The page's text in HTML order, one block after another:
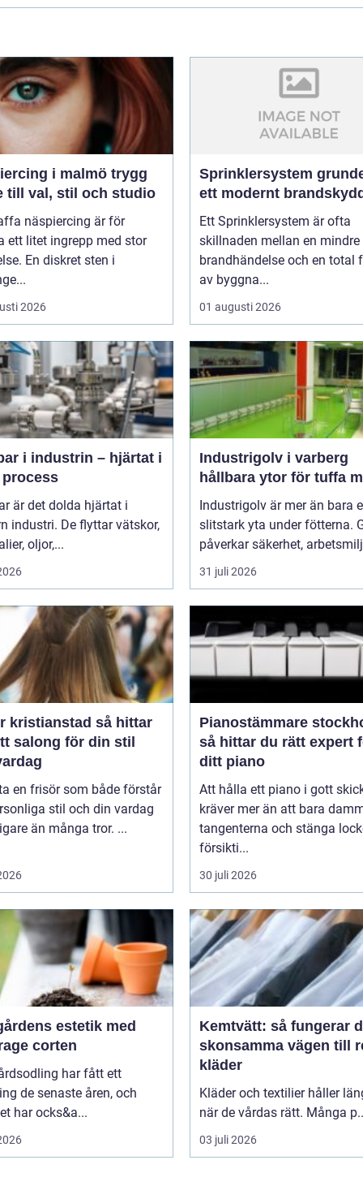
i malmö trygg
till val, stil och studio
näspiercing är för
ett litet ingrepp med stor
En diskret sten i
2026
Sprinklersystem grunden i
ett modernt
Ett Sprinklersystem är ofta
skillnaden mellan en mindre
brandhändelse och en total
av byggna...
01 augusti 2026
i industrin – hjärtat i
är det dolda hjärtat i
industri. De flyttar vätskor,
oljor,...
Industrigolv i varberg
hållbara ytor för tuffa
Industrigolv är mer än bara
slitstark yta under fötterna.
påverkar säkerhet,
31 juli 2026
så hittar
salong för din stil
en frisör som både förstår
stil och din vardag
än många tror. ...
Pianostämmare
så hittar du rätt expert
ditt piano
Att hålla ett piano i gott
kräver mer än att bara
tangenterna och stänga
försikti...
30 juli 2026
estetik med
corten
har fått ett
de senaste åren, och
har ocks&a...
Kemtvätt: så fungerar
skonsamma vägen till
kläder
Kläder och textilier håller
när de vårdas rätt. Många
03 juli 2026